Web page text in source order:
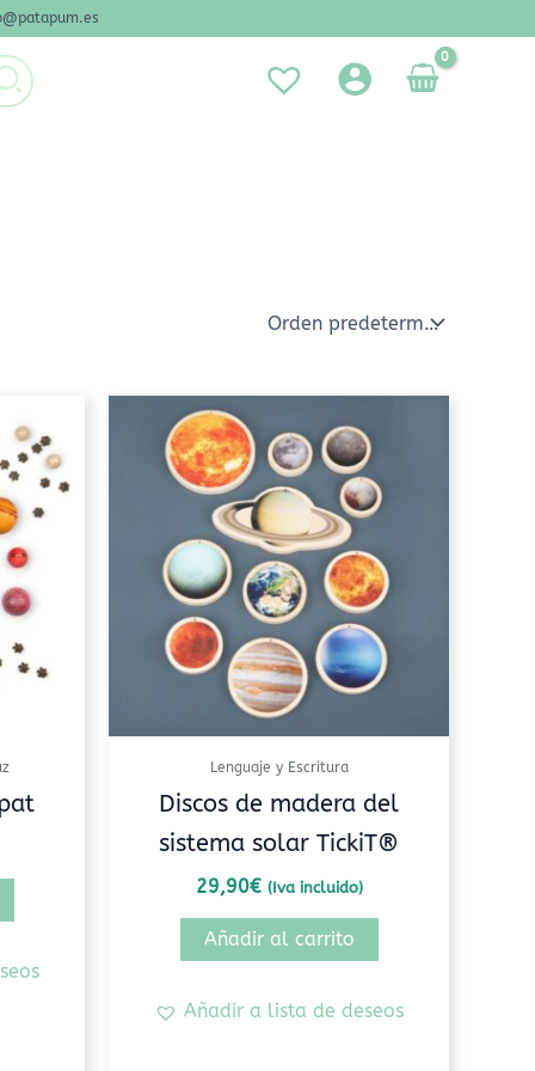
Lenguaje y Escritura
Discos de madera del
sistema solar TickiT®
29,90€ (Iva incluido)
Añadir al carrito
Añadir a lista de deseos